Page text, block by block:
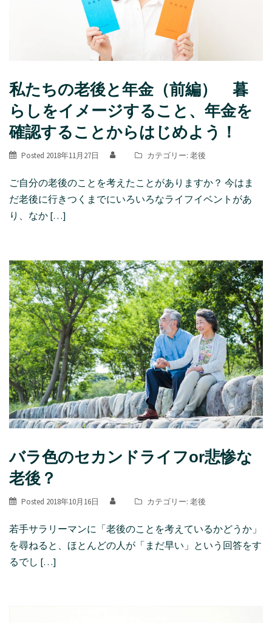
私たちの老後と年金（前編） 暮
らしをイメージすること、年金を
確認することからはじめよう！
Posted 2018年11月27日 カテゴリー: 老後
ご自分の老後のことを考えたことがありますか？ 今はま
だ老後に行きつくまでにいろいろなライフイベントがあ
り、なか […]
バラ色のセカンドライフor悲惨な
老後？
Posted 2018年10月16日 カテゴリー: 老後
若手サラリーマンに「老後のことを考えているかどうか」
を尋ねると、ほとんどの人が「まだ早い」という回答をす
るでし […]